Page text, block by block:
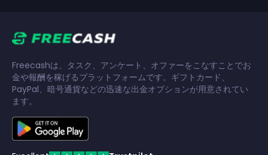
Freecashは、タスク、アンケート、オファーをこなすことでお
金や報酬を稼げるプラットフォームです。ギフトカード、
PayPal、暗号通貨などの迅速な出金オプションが用意されてい
ます。